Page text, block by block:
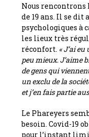
Nous rencontrons
de 19 ans. Il se
psychologiques à
les lieux très
réconfort. « J’ai
peu mieux. J’aime
de gens qui
un exclu de la
et j’en fais partie
Le Phareyers
besoin. Covid-19
pour l’instant